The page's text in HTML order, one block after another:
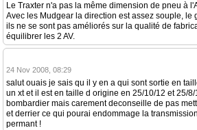
Le Traxter n'a pas la même dimension de pneu à
Avec les Mudgear la direction est assez souple, le
ils ne se sont pas améliorés sur la qualité de
équilibrer les 2 AV.
24 Nov 2008, 08:29
salut ouais je sais qu il y en a qui sont sortie en
un xt et il est en taille d origine en 25/10/12 et 25/
bombardier mais carement deconseille de pas
et derrier ce qui pourai endommage la
permant !